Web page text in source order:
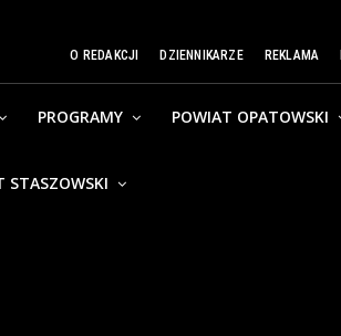
O REDAKCJI DZIENNIKARZE REKLAMA
PROGRAMY POWIAT OPATOWSKI
STASZOWSKI